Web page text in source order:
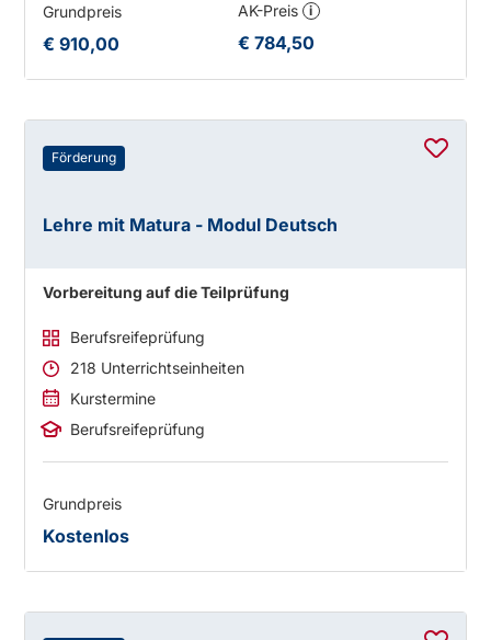
Grundpreis
€ 910,00
AK-Preis i
€ 784,50
Förderung
Lehre mit Matura - Modul Deutsch
Vorbereitung auf die Teilprüfung
Berufsreifeprüfung
218 Unterrichtseinheiten
Kurstermine
Berufsreifeprüfung
Grundpreis
Kostenlos